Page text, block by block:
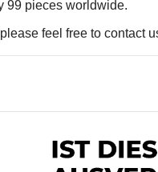
99 pieces worldwide.
feel free to contact